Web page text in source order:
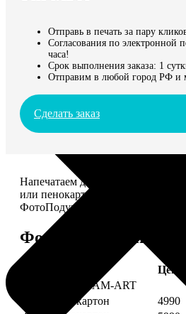
Отправь в печать за пару
Согласования по электронной
часа!
Срок выполнения заказа: 1
Отправим в любой город РФ и
Сделать заказ
Напечатаем для вас картины
или пенокартоне, ФотоМозаику,
ФотоПодушки или напишем
Форматы и цены
Цена,
Картины DREAM-ART
30х40 пенокартон
4990